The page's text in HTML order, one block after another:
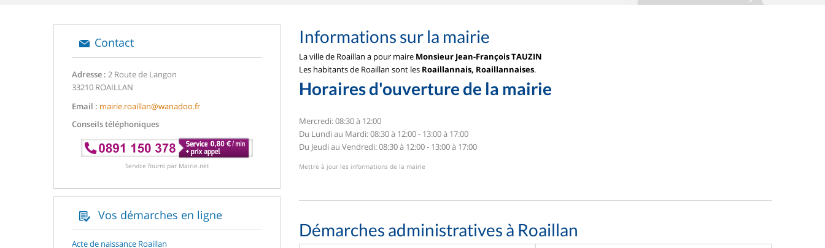
Contact
Adresse : 2 Route de Langon
33210 ROAILLAN
Email : mairie.roaillan@wanadoo.fr
Conseils téléphoniques
Service fourni par Mairie.net
Vos démarches en ligne
Acte de naissance Roaillan
Informations sur la mairie
La ville de Roaillan a pour maire Monsieur Jean-François TAUZIN
Les habitants de Roaillan sont les Roaillannais, Roaillannaises.
Horaires d'ouverture de la mairie
Mercredi: 08:30 à 12:00
Du Lundi au Mardi: 08:30 à 12:00 - 13:00 à 17:00
Du Jeudi au Vendredi: 08:30 à 12:00 - 13:00 à 17:00
Mettre à jour les informations de la mairie
Démarches administratives à Roaillan